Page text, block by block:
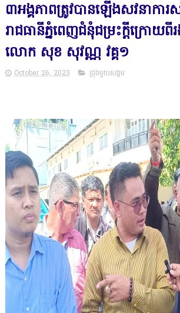
៣អង្គភាពត្រូវបានឡើងសវនាកា
រាជធានីភ្នំពេញជំនុំជម្រះក្តីក្រោយ
លោក សុខ សុវណ្ណ វគ្គ១
October 26, 2023 ជ្រុងមួយសង្គម